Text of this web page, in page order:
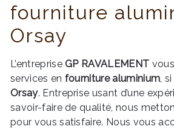
fourniture
Orsay
L’entrepriseGP RAVALEMENT
services en fourniture aluminium ,
Orsay. Entreprise usant d’une
savoir-faire de qualité, nous
pour vous satisfaire. Nous vous